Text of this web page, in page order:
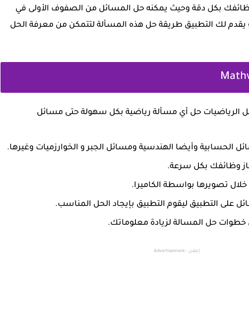
وظائفك بكل دقة و‏حيث يمكنه حل المسائل من الصفوف الأولى في
يقدم لك التطبيق طريقة حل هذه المسألة لتتمكن من معرفة الحل
الرياضيات حل أي مسألة رياضية بكل سهولة حتى مسائل
الحسابية وأيضا الهندسية ومسائل الجبر و الخوارزميات وغيرها.
وظائفك بكل سرعة.
تصويرها بواسطة الكاميرا.
على التطبيق ليقوم التطبيق بإيجاد الحل المناسب.
حل المسالة لزيادة معلوماتك.
إعلان - Advertisement